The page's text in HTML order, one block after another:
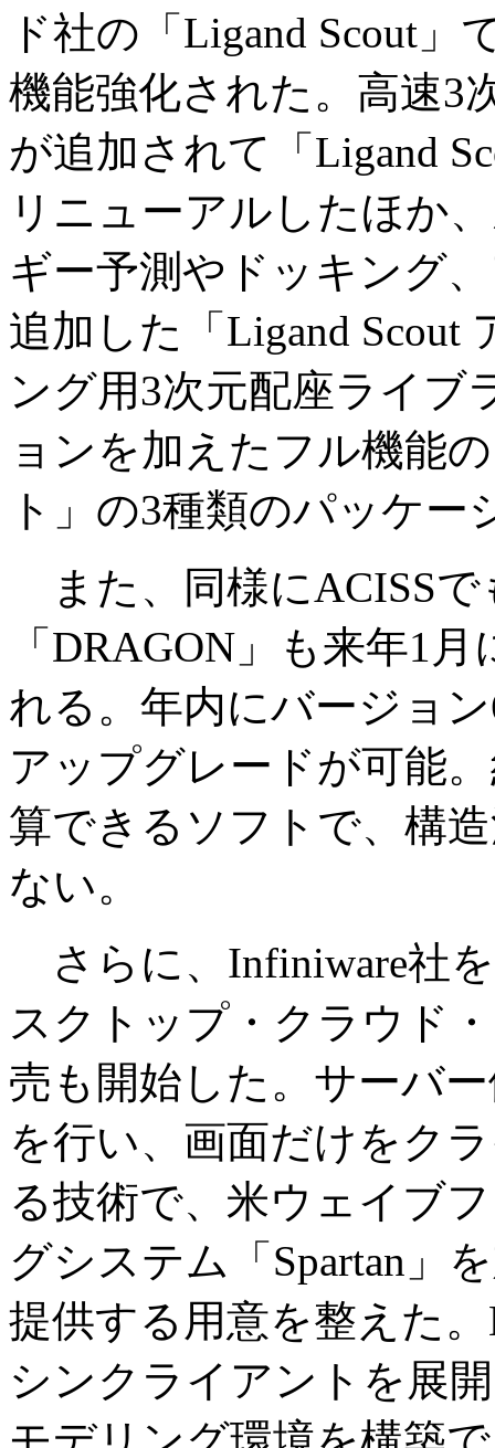
ド社の「Ligand Scout
機能強化された。高速3
が追加されて「Ligand
リニューアルしたほか
ギー予測やドッキング
追加した「Ligand Scout
ング用3次元配座ライブ
ョンを加えたフル機能
ト」の3種類のパッケー
また、同様にACISSで
「DRAGON」も来年1
れる。年内にバージョ
アップグレードが可能
算できるソフトで、構
ない。
さらに、Infiniware社
スクトップ・クラウド
売も開始した。サーバ
を行い、画面だけをク
る技術で、米ウェイブ
グシステム「Spartan」
提供する用意を整えた
シンクライアントを展